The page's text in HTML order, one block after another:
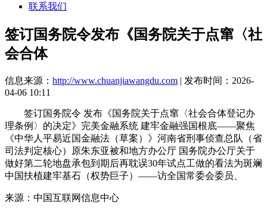
联系我们
签订国务院令发布《国务院关于点窜〈社
会合体
信息来源： http://www.chuanjiawangdu.com | 发布时间：2026-
04-06 10:11
签订国务院令 发布《国务院关于点窜〈社会合体登记办
理条例〉的决定》完美金融系统 建牢金融强国根底——聚焦
《中华人平易近国金融法（草案）》河南省刑事侦查总队（省
司法判定核心）原朱东亚被和地方办公厅 国务院办公厅关于
做好第二轮地盘承包到期后再耽误30年试点工做的看法为斑斓
中国扶植建牢基石（权势巨子）——访全国常委会委员、
来源：中国互联网信息中心